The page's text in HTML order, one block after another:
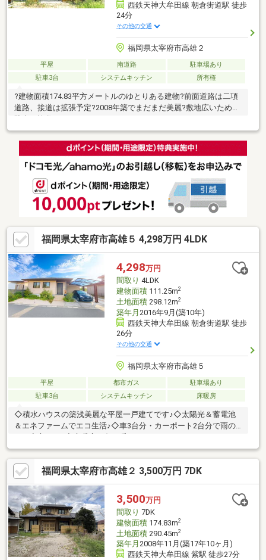
西鉄天神大牟田線 朝倉街道駅 徒歩
24分
その他の交通
福岡県太宰府市高雄２
平屋 南道路
駐車場あり
駐車3台
システムキッチン 所有権
?建物面積174.83平方メートルのゆとりある建物?前面道路は二項
道路、接道は拡張予定?2008年築でまだまだ美麗?敷地広いため、
福岡県太宰府市高雄５ 4,298万円 4LDK
4,298万円
間取り 4LDK
建物面積111.25m2
土地面積298.12m2
築年月 2016年9月(築10年)
西鉄天神大牟田線 朝倉街道駅 徒歩
26分
その他の交通
福岡県太宰府市高雄５
平屋 都市ガス
駐車場あり
駐車3台
システムキッチン 床暖房
◇積水ハウスの築浅美麗な平屋一戸建てです♪◇太陽光＆蓄電池
＆エネファームでエコ生活♪◇車3台分・カーポート2台分で雨の
日も安心です♪◇床暖房で冬も暖かいです♪
福岡県太宰府市高雄２ 3,500万円 7DK
3,500万円
間取り 7DK
建物面積174.83m2
土地面積290.45m2
築年月 2008年11月(築17年10ヶ月)
西鉄天神大牟田線 紫駅 徒歩27分